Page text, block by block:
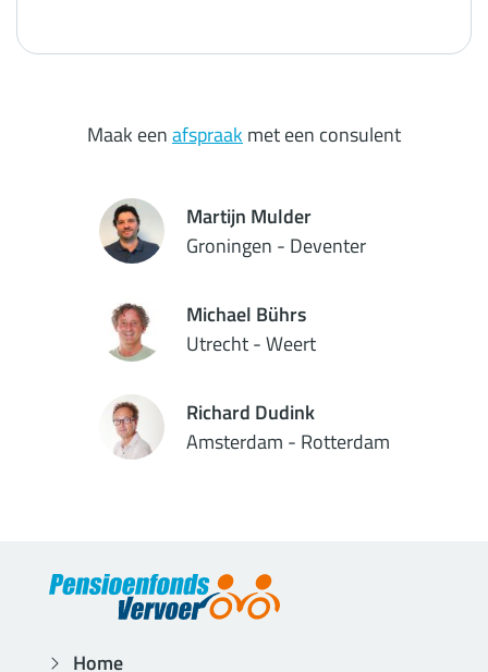
Maak eenafspraak met een consulent
Martijn Mulder
Groningen - Deventer
Michael Bührs
Utrecht - Weert
Richard Dudink
Amsterdam - Rotterdam
Home